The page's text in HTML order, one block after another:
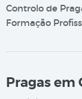
Controlo de
Formação
Pragas em